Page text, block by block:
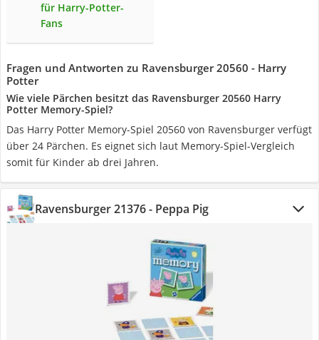
für Harry-Potter-
Fans
Fragen und Antworten zu Ravensburger 20560 - Harry
Potter
Wie viele Pärchen besitzt das Ravensburger 20560 Harry
Potter Memory-Spiel?
Das Harry Potter Memory-Spiel 20560 von Ravensburger verfügt
über 24 Pärchen. Es eignet sich laut Memory-Spiel-Vergleich
somit für Kinder ab drei Jahren.
Ravensburger 21376 - Peppa Pig